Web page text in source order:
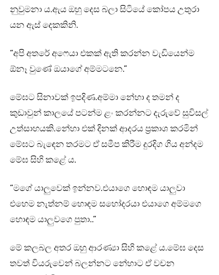
නුවුමනා ය.ඇය ඔහු දෙස බලා සිටියේ කෝපය උතුරා
යන ඇස් දෙකකිනි.
“අපි අතරේ අෆෙයා එකක් ඇති කරන්න වැඩියෙන්ම
ඕනෑ වුණේ ඔයාගේ අම්මටනෙ.”
මේඝට සිනාවක් ඉපදිණ.අම්මා නේහා ද තමන් ද
කුඩාවුන් කාලයේ පටන්ම ළං කරන්නට දැරුවේ සුවිසල්
උත්සාහයකි.නේහා එක් දිනක් ආදරය ප්‍රකාශ කරමින්
මේඝට බැඳෙන තරමට ඒ සමීප කිරීම දුරදිග ගිය අන්දම
මේඝ සිහි කළේ ය.
“මගේ යාලුවෙක් ඉන්නව.එයාගෙ හොඳම යාලුවා
එහෙම නැත්නම් හොඳම සහෝදරයා එයාගෙ අම්මගෙ
හොඳම යාලුවගෙ පුතා..”
මේ කලබල අතර ඔහු ආරණ්‍යා සිහි කළේ ය.මේඝ දෙස
තවත් වියරුවෙන් බලන්නට නේහාට ඒ වචන